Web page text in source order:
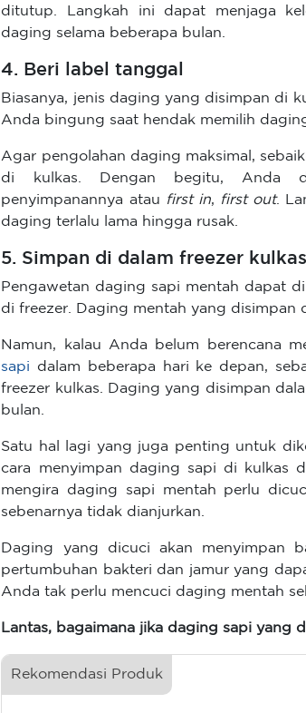
ditutup. Langkah ini dapat menjaga
daging selama beberapa bulan.
4. Beri label tanggal
Biasanya, jenis daging yang disimpan di
Anda bingung saat hendak memilih
Agar pengolahan daging maksimal,
di kulkas. Dengan begitu, Anda
penyimpanannya atau first in, first out.
daging terlalu lama hingga rusak.
5. Simpan di dalam freezer kulkas
Pengawetan daging sapi mentah dapat
di freezer. Daging mentah yang disimpan
Namun, kalau Anda belum berencana
sapi dalam beberapa hari ke depan,
freezer kulkas. Daging yang disimpan
bulan.
Satu hal lagi yang juga penting untuk
cara menyimpan daging sapi di kulkas
mengira daging sapi mentah perlu
sebenarnya tidak dianjurkan.
Daging yang dicuci akan menyimpan
pertumbuhan bakteri dan jamur yang
Anda tak perlu mencuci daging mentah
Lantas, bagaimana jika daging sapi yang
Rekomendasi Produk